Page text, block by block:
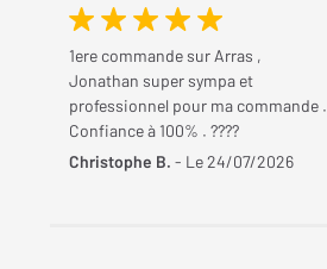
1ere commande sur Arras ,
Jonathan super sympa et
professionnel pour ma commande .
Confiance à 100% . ????
Christophe B. - Le 24/07/2026